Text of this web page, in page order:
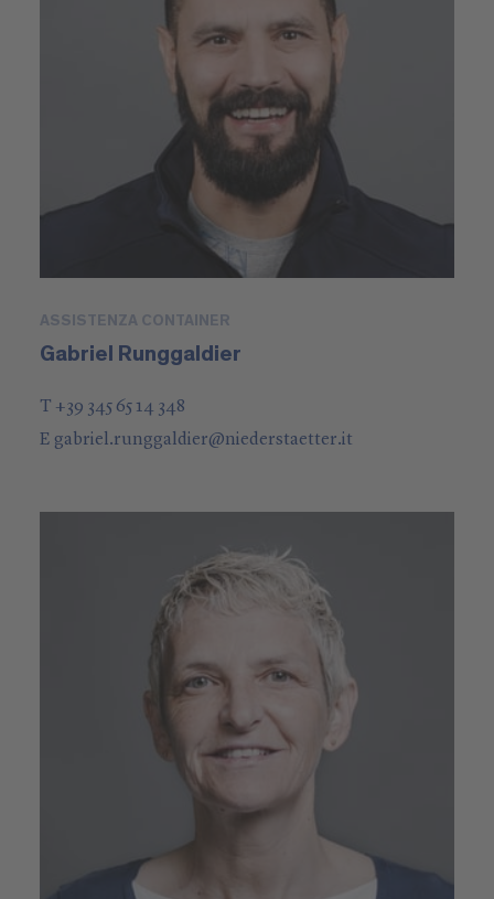
ASSISTENZA CONTAINER
Gabriel Runggaldier
T +39 345 65 14 348
E gabriel.runggaldier@niederstaetter.it